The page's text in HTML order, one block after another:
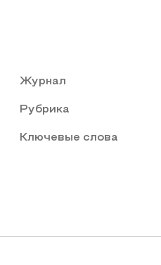
Журнал
Рубрика
Ключевые слова